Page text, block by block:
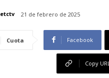
etctv 21 de febrero de 2025
Cuota Facebook
Copy URL